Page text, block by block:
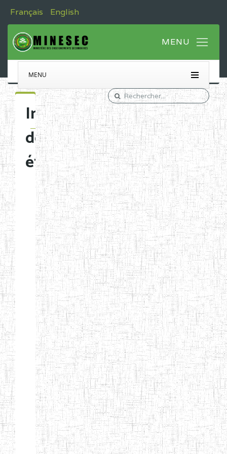
Français English
MENU
Immatriculation
des
établissements
Etablissements
d'enseignement
normal
ENI
Chercher:
Effacer les filtres
Denomination
Type